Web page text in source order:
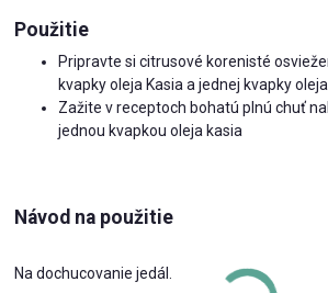
Použitie
Pripravte si citrusové korenisté
kvapky oleja Kasia a jednej kvapky
Zažite v receptoch bohatú plnú chuť
jednou kvapkou oleja kasia
Návod na použitie
Na dochucovanie jedál.